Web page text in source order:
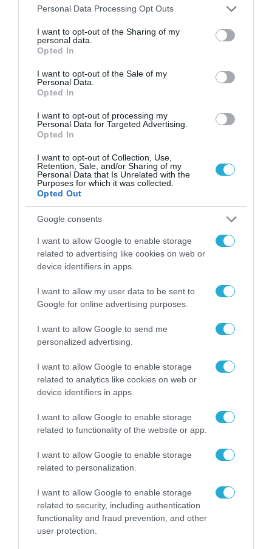
Please note that this website/app uses one or more Google
not limited to your visit or usage behaviour. You may click to
grant or deny consent to Google and its third-party tags to
use your data for below specified purposes in below Google
consent section.
Personal Data Processing Opt Outs
I want to opt-out of the Sharing of my
personal data.
Opted In
I want to opt-out of the Sale of my
Personal Data.
Opted In
I want to opt-out of processing my
Personal Data for Targeted Advertising.
Opted In
I want to opt-out of Collection, Use,
Retention, Sale, and/or Sharing of my
Personal Data that Is Unrelated with the
Purposes for which it was collected.
Opted Out
Google consents
I want to allow Google to enable storage
related to advertising like cookies on web or
device identifiers in apps.
I want to allow my user data to be sent to
Google for online advertising purposes.
I want to allow Google to send me
personalized advertising.
I want to allow Google to enable storage
related to analytics like cookies on web or
device identifiers in apps.
I want to allow Google to enable storage
related to functionality of the website or app.
I want to allow Google to enable storage
related to personalization.
I want to allow Google to enable storage
related to security, including authentication
functionality and fraud prevention, and other
user protection.
Frank McCourt: Ποιος είναι ο
δισεκατομμυριούχος που θέλει
να αγοράσει το TikTok
ΕΠΙΧΕΙΡΗΣΕΙΣ
TikTok: Οι νέες τάσεις για το 2025
– Πώς θα αναδείξετε την
επιχείρησή σας
TikTok – Εκλογές στη Ρουμανία:
«Αποτρέψαμε δεκάδες χιλιάδες
ψεύτικους λογαριασμούς»